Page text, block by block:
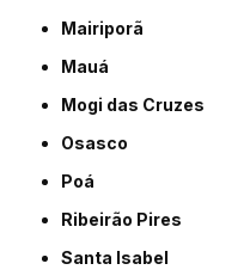
Mairiporã
Mauá
Mogi das Cruzes
Osasco
Poá
Ribeirão Pires
Santa Isabel